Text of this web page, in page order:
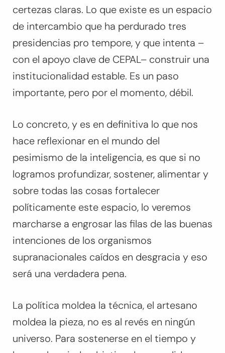
certezas claras. Lo que existe es un espacio
de intercambio que ha perdurado tres
presidencias pro tempore, y que intenta –
con el apoyo clave de CEPAL– construir una
institucionalidad estable. Es un paso
importante, pero por el momento, débil.
Lo concreto, y es en definitiva lo que nos
hace reflexionar en el mundo del
pesimismo de la inteligencia, es que si no
logramos profundizar, sostener, alimentar y
sobre todas las cosas fortalecer
políticamente este espacio, lo veremos
marcharse a engrosar las filas de las buenas
intenciones de los organismos
supranacionales caídos en desgracia y eso
será una verdadera pena.
La política moldea la técnica, el artesano
moldea la pieza, no es al revés en ningún
universo. Para sostenerse en el tiempo y